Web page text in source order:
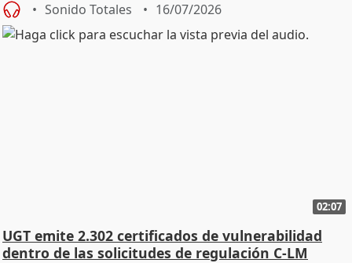
Sonido Totales 16/07/2026
02:07
UGT emite 2.302 certificados de vulnerabilidad
dentro de las solicitudes de regulación C-LM